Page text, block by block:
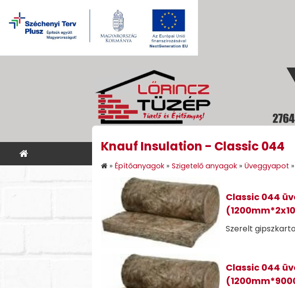
KEZDŐLAP ÉPÍTŐANYAGOK GÉPI
Knauf Insulation - Classic 044
» Építőanyagok » Szigetelő anyagok » Üveggyapot »
Classic 044
Szerelt
Classic 044